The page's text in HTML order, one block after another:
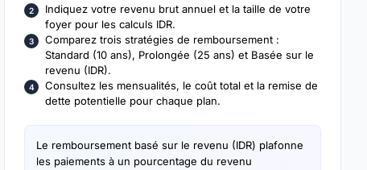
Indiquez votre revenu brut annuel et la taille de votre
foyer pour les calculs IDR.
Comparez trois stratégies de remboursement :
Standard (10 ans), Prolongée (25 ans) et Basée sur le
revenu (IDR).
Consultez les mensualités, le coût total et la remise de
dette potentielle pour chaque plan.
Le remboursement basé sur le revenu (IDR) plafonne
les paiements à un pourcentage du revenu